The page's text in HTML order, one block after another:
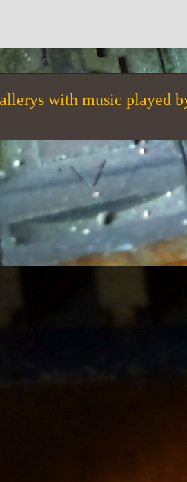
with music played